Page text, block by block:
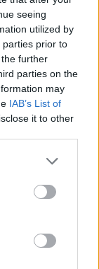
seeing
utilized by
parties prior to
further
parties on the
may
IAB’s List of
it to other
more Google
may click to
party tags to
below Google
νεφώσεις
–
στα βόρεια
3 με
άνοδο,
σε υψηλές